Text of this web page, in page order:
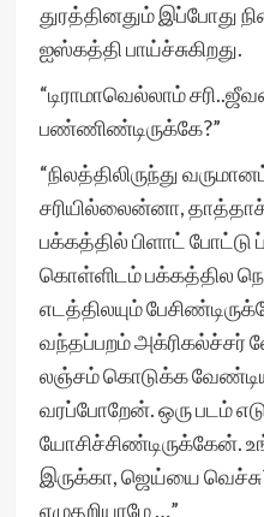
துரத்தினதும் இப்போது
ஐஸ்கத்தி பாய்ச்சுகிறது.
“டிராமாவெல்லாம்
பண்ணிண்டிருக்கே?”
“நிலத்திலிருந்து
சரியில்லைன்னா,
பக்கத்தில் பிளாட் போட்டு
கொள்ளிடம் பக்கத்தில
எடத்திலயும்
வந்தப்பறம் அக்ரிகல்ச்சர்
லஞ்சம் கொடுக்க
வரப்போறேன். ஒரு படம்
யோசிச்சிண்டிருக்கேன்.
இருக்கா, ஜெய்யை
எழுதறியாமே …”